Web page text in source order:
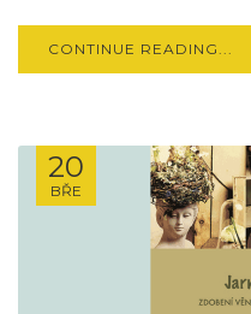
CONTINUE READING...
20
BŘE